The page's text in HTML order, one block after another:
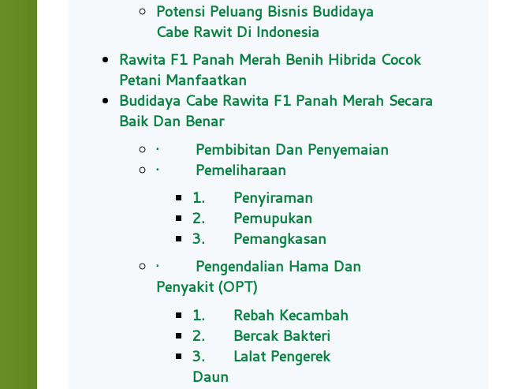
Potensi Peluang Bisnis Budidaya
Cabe Rawit Di Indonesia
Rawita F1 Panah Merah Benih Hibrida Cocok
Petani Manfaatkan
Budidaya Cabe Rawita F1 Panah Merah Secara
Baik Dan Benar
· Pembibitan Dan Penyemaian
· Pemeliharaan
1. Penyiraman
2. Pemupukan
3. Pemangkasan
· Pengendalian Hama Dan
Penyakit (OPT)
1. Rebah Kecambah
2. Bercak Bakteri
3. Lalat Pengerek
Daun